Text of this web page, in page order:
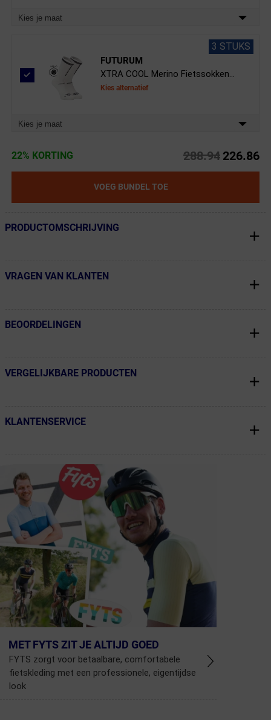
Kies je maat
3 STUKS
FUTURUM
XTRA COOL Merino Fietssokken...
Kies alternatief
Kies je maat
22% KORTING 288.94 226.86
VOEG BUNDEL TOE
← Terug naar productnavigatie
PRODUCTOMSCHRIJVING
← Terug naar productnavigatie
VRAGEN VAN KLANTEN
← Terug naar productnavigatie
BEOORDELINGEN
← Terug naar productnavigatie
VERGELIJKBARE PRODUCTEN
← Terug naar productnavigatie
KLANTENSERVICE
MET FYTS ZIT JE ALTIJD GOED
FYTS zorgt voor betaalbare, comfortabele
fietskleding met een professionele, eigentijdse
look